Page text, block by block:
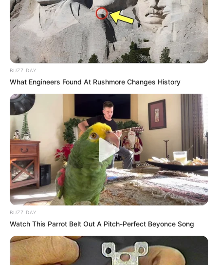
Artesanato com jeans – ideias maravilhosas
Customização de Roupas Passo a Passo – 7 Ideias
de Arrasar
Crédito das imagens:
BUZZ DAY
What Engineers Found At Rushmore Changes History
BUZZ DAY
Watch This Parrot Belt Out A Pitch-Perfect Beyonce Song